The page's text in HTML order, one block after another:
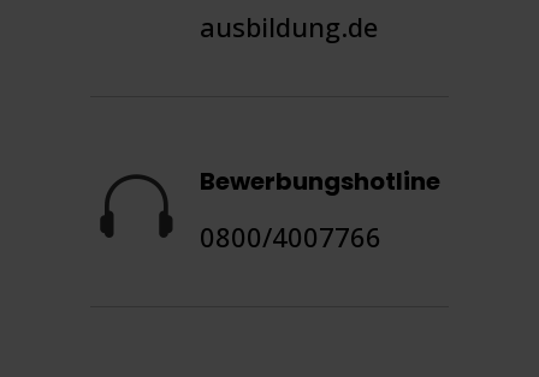
ausbildung.de
 Bewerbungshotline
0800/4007766